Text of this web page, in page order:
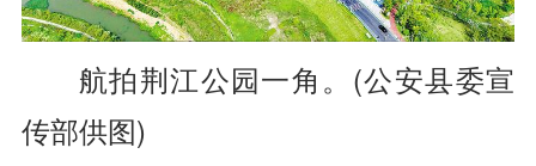
航拍荆江公园一角。(公安县委宣
传部供图)